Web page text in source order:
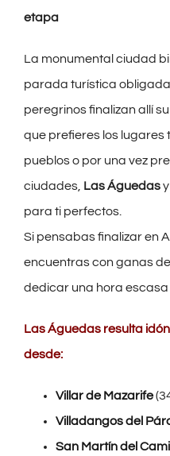
etapa
La monumental ciudad
parada turística
peregrinos finalizan allí
que prefieres los lugares
pueblos o por una vez
ciudades, Las Águedasy
para ti perfectos.
Si pensabas finalizar en
encuentras con ganas
dedicar una hora escasa
Las Águedas resulta
desde:
Villar de Mazarife
Villadangos del
San Martín del